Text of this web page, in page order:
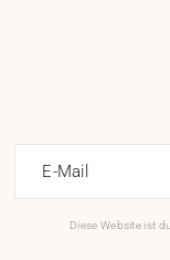
E-Mail
Diese Website ist